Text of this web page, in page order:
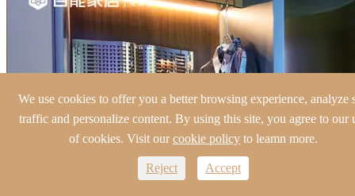
We use cookies to offer you a better browsing experience, analyze
traffic and personalize content. By using this site, you agree to our
of cookies. Visit ourcookie policy to leamn more.
Reject Accept